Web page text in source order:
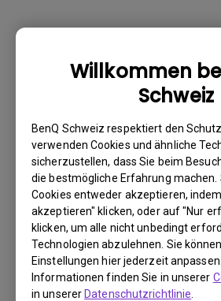
Willkommen
Schweiz
BenQ Schweiz respektiert den
verwenden Cookies und ähnliche
sicherzustellen, dass Sie beim
die bestmögliche Erfahrung machen.
Cookies entweder akzeptieren,
akzeptieren" klicken, oder auf "Nur
klicken, um alle nicht unbedingt
Technologien abzulehnen. Sie
Einstellungen hier jederzeit
Informationen finden Sie in unserer
in unsererDatenschutzrichtlinie
Warum kann mein BenQ-
USB-C(Typ C)-Kabel nicht
angezeigt werden?
Wie kann ich Flimmern auf
Mac M1/M2-Monitor
Muss ich den WHQL-Treiber
Hardware Quality Labs) in
meinen BenQ-Monitor
eine aktualisierte Version
Treibers?